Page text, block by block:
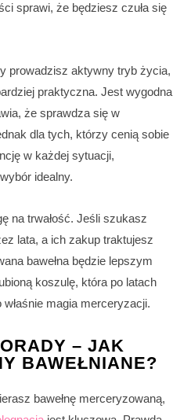
sprawi, że będziesz czuła się
prowadzisz aktywny tryb życia,
praktyczna. Jest wygodna
że sprawdza się w
dla tych, którzy cenią sobie
w każdej sytuacji,
idealny.
na trwałość. Jeśli szukasz
lata, a ich zakup traktujesz
bawełna będzie lepszym
koszulę, która po latach
magia merceryzacji.
– JAK
BAWEŁNIANE?
bawełnę merceryzowaną,